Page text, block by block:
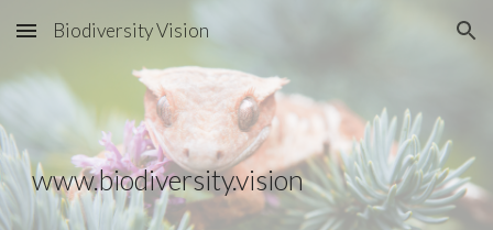
Skip to main content Skip to navigation
Biodiversity Vision
www.biodiversity.vision